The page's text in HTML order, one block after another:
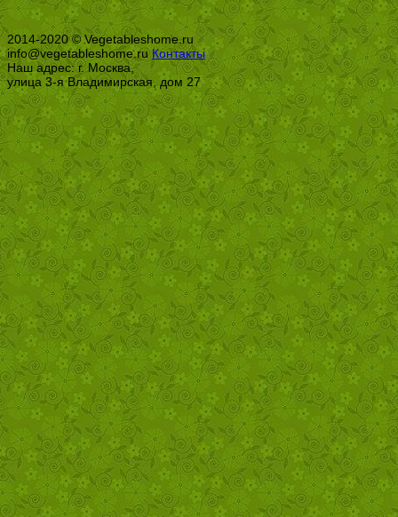
2014-2020 © Vegetableshome.ru
info@vegetableshome.ruКонтакты
Наш адрес: г. Москва,
улица 3-я Владимирская, дом 27